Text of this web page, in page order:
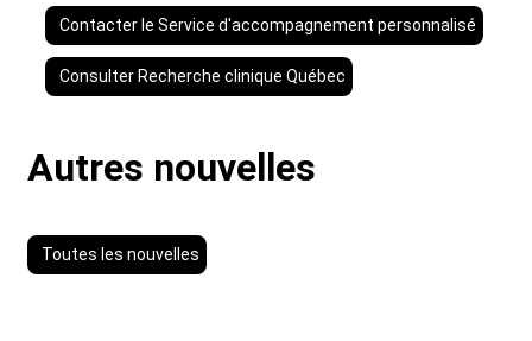
Contacter le Service d'accompagnement personnalisé
Consulter Recherche clinique Québec
Autres nouvelles
Toutes les nouvelles